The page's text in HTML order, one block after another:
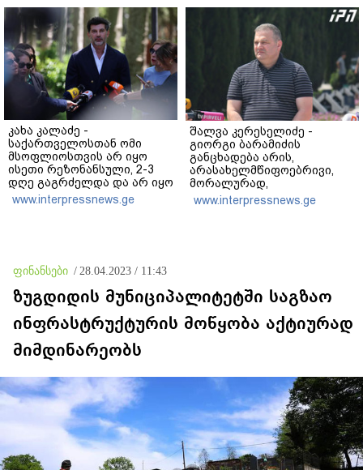
კახა კალაძე -
საქართველოსთან ომი
მსოფლიოსთვის არ იყო
ისეთი რეზონანსული, 2-3
დღე გაგრძელდა და არ იყო
საკმარისი, რომ რუსეთისა
და რუსი ხალხის
www.interpressnews.ge
შალვა კერესელიძე -
გიორგი ბარამიძის
განცხადება არის,
არასახელმწიფოებრივი,
მორალურად,
პოლიტიკურად და
ადამიანურად არასწორი იმ
www.interpressnews.ge
ფინანსები / 28.04.2023 / 11:43
ზუგდიდის მუნიციპალიტეტში საგზაო
ინფრასტრუქტურის მოწყობა აქტიურად
მიმდინარეობს